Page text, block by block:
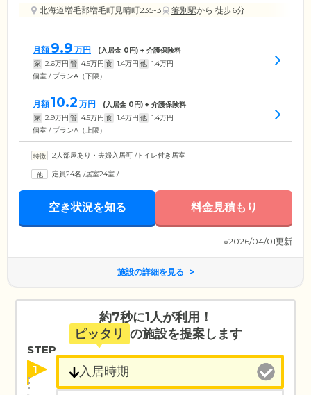
北海道増毛郡増毛町見晴町235-3
箸別駅から 徒歩6分
月額 9.9 万円 (入居金 0円) + 介護保険料
家 2.6万円 管 4.5万円 食 1.4万円 他 1.4万円
個室 / プランA（下限）
月額10.2 万円 (入居金 0円) + 介護保険料
家 2.9万円 管 4.5万円 食 1.4万円 他 1.4万円
個室 / プランA（上限）
2人部屋あり・夫婦入居可 /トイレ付き居室
定員24名 /居室24室 /
空き状況を知る 料金見積もり
※2026/04/01更新
施設の詳細を見る
約7秒に1人が利用！
ピッタリ の施設を提案します
STEP
1